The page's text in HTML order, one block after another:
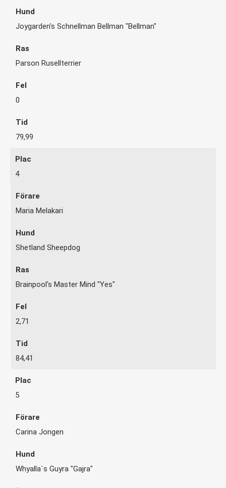
Joygarden's Schnellman Bellman "Bellman"
Parson Rusellterrier
0
79,99
4
Maria Melakari
Shetland Sheepdog
Brainpool's Master Mind "Yes"
2,71
84,41
5
Carina Jongen
Whyalla´s Guyra "Gajra"